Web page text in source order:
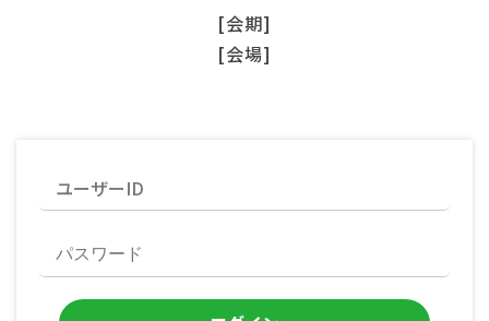
[会期]
[会場]